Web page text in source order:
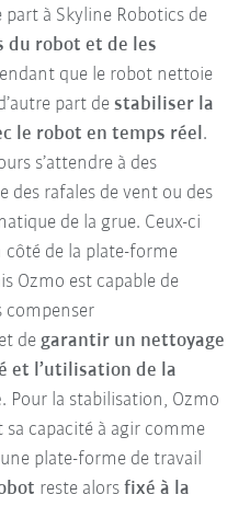
à Skyline Robotics de
du robot et de les
que le robot nettoie
part destabiliser la
le robot en temps réel.
s’attendre à des
rafales de vent ou des
de la grue. Ceux-ci
côté de la plate-forme
Ozmo est capable de
compenser
degarantir un nettoyage
et l’utilisation de la
. Pour la stabilisation, Ozmo
sa capacité à agir comme
plate-forme de travail
reste alorsfixé à la